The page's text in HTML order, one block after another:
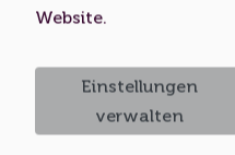
Ich bin
Website.
Einstellungen
verwalten